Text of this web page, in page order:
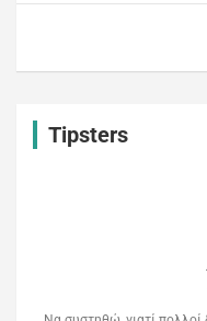
Tipsters